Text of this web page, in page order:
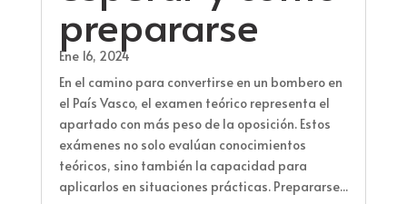
prepararse
Ene 16, 2024
En el camino para convertirse en un bombero en
el País Vasco, el examen teórico representa el
apartado con más peso de la oposición. Estos
exámenes no solo evalúan conocimientos
teóricos, sino también la capacidad para
aplicarlos en situaciones prácticas. Prepararse...